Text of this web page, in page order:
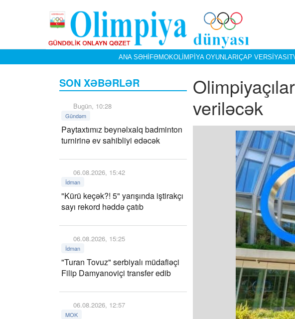
ANA SƏHIFƏMOKOLIMPIYA OYUNLARIÇAP VERSIYASI
SON XƏBƏRLƏR
Bugün, 10:28
Gündəm
Paytaxtımız beynəlxalq badminton
turnirinə ev sahibliyi edəcək
06.08.2026, 15:42
İdman
"Kürü keçək?! 5" yarışında iştirakçı
sayı rekord həddə çatıb
06.08.2026, 15:25
İdman
"Turan Tovuz" serbiyalı müdafiəçi
Filip Damyanoviçi transfer edib
06.08.2026, 12:57
MOK
veriləcək